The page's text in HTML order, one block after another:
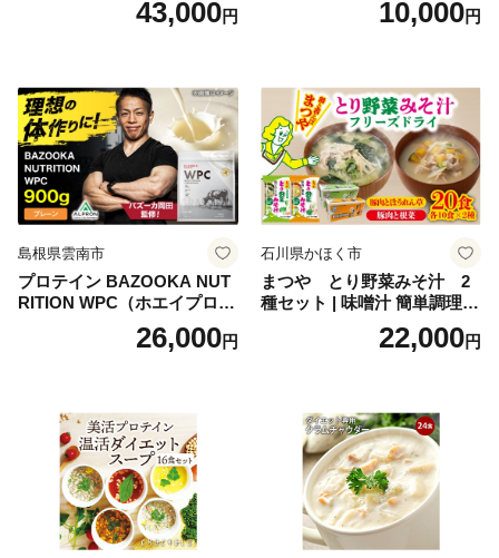
理 重箱 お正月 冷凍おせち 縁
ち 本格おせち おせち予約 年
末 年始 お取り寄せ 新春 贅沢
おせち こだわりおせち 惣菜
老舗おせち ふるさと納税お
せち 御節 お節料理 正月 調理
不要 おせち料理2027
43,000円
ャンプ アウトドア キャンプ
10,000円
島根県雲南市
プロテイン BAZOOKA NUT
RITION WPC（ホエイプロテ
イン）＜プレーン＞ 900g｜
バズーカ岡田監修・植物由来
ロン [AIEN005]
26,000円
石川県かほく市
まつや とり野菜みそ汁 2
種セット | 味噌汁 簡単調理
お味噌 おみそ みそ とり野菜
時短料理 時短ごはん ご当地
22,000円